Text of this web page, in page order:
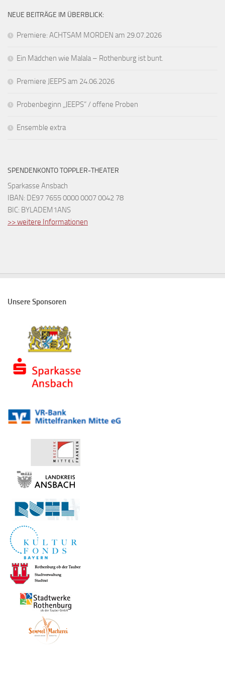
NEUE BEITRÄGE IM ÜBERBLICK:
Premiere: ACHTSAM MORDEN am 29.07.2026
Ein Mädchen wie Malala – Rothenburg ist bunt.
Premiere JEEPS am 24.06.2026
Probenbeginn „JEEPS“ / offene Proben
Ensemble extra
SPENDENKONTO TOPPLER-THEATER
Sparkasse Ansbach
IBAN: DE97 7655 0000 0007 0042 78
BIC: BYLADEM1ANS
>> weitere Informationen
Unsere Sponsoren